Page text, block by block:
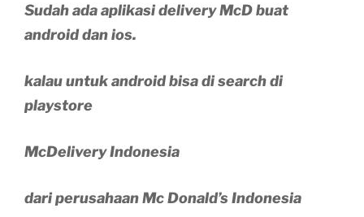
Sudah ada aplikasi delivery McD buat
android dan ios.
kalau untuk android bisa di search di
playstore
McDelivery Indonesia
dari perusahaan Mc Donald’s Indonesia